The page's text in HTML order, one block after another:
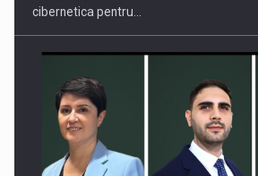
cibernetica pentru…